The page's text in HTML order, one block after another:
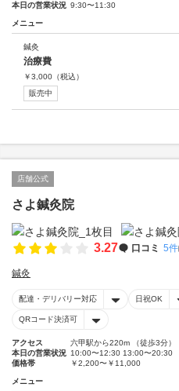
本日の営業状況 9:30〜11:30
メニュー
鍼灸
治療費
￥3,000 （税込）
販売中
店舗公式
さよ鍼灸院
3.27 口コミ 5件
鍼灸
配達・デリバリー対応 日祝OK
QRコード決済可
アクセス
六甲駅から220m （徒歩3分）
本日の営業状況 10:00〜12:30 13:00〜20:30
価格帯
￥2,200〜￥11,000
メニュー